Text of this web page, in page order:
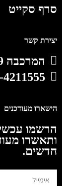
סרף סקייט
יצירת קשר
המרכבה 19 חולון
4211555
הישארו מעודכנים
הרשמו
ותאשרו
חדשים.